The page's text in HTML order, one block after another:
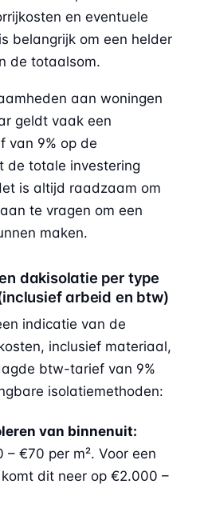
en eventuele
belangrijk om een helder
de totaalsom.
aan woningen
geldt vaak een
van 9% op de
de totale investering
is altijd raadzaam om
te vragen om een
maken.
dakisolatie per type
arbeid en btw)
indicatie van de
inclusief materiaal,
btw-tarief van 9%
isolatiemethoden:
van binnenuit:
€70 per m². Voor een
dit neer op €2.000 –